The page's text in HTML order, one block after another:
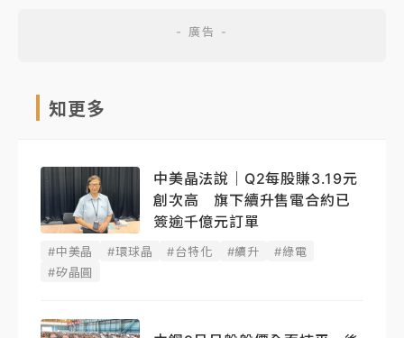
知更多
中美晶法說｜Q2每股賺3.19元
創次高 旗下續升售電合約已
簽逾千億元訂單
#中美晶 #環球晶 #台特化 #續升
#綠電
#矽晶圓